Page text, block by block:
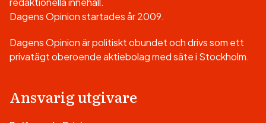
Dagens Opinion startades år 2009.
Dagens Opinion är politiskt obundet och drivs som ett
privatägt oberoende aktiebolag med säte i Stockholm.
Ansvarig utgivare